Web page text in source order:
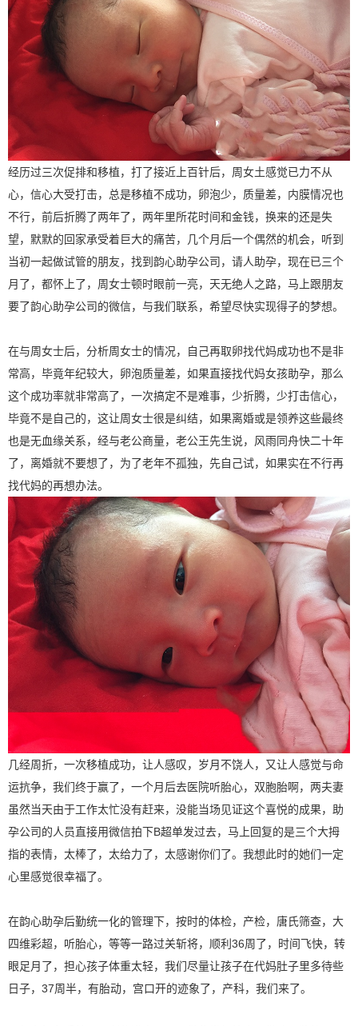
经历过三次促排和移植，打了接近上百针后，周女土感觉已力不从
心，信心大受打击，总是移植不成功，卵泡少，质量差，内膜情况也
不行，前后折腾了两年了，两年里所花时间和金钱，换来的还是失
望，默默的回家承受着巨大的痛苦，几个月后一个偶然的机会，听到
当初一起做试管的朋友，找到韵心助孕公司，请人助孕，现在已三个
月了，都怀上了，周女士顿时眼前一亮，天无绝人之路，马上跟朋友
要了韵心助孕公司的微信，与我们联系，希望尽快实现得子的梦想。
在与周女士后，分析周女士的情况，自己再取卵找代妈成功也不是非
常高，毕竟年纪较大，卵泡质量差，如果直接找代妈女孩助孕，那么
这个成功率就非常高了，一次搞定不是难事，少折腾，少打击信心，
毕竟不是自己的，这让周女士很是纠结，如果离婚或是领养这些最终
也是无血缘关系，经与老公商量，老公王先生说，风雨同舟快二十年
了，离婚就不要想了，为了老年不孤独，先自己试，如果实在不行再
找代妈的再想办法。
几经周折，一次移植成功，让人感叹，岁月不饶人，又让人感觉与命
运抗争，我们终于赢了，一个月后去医院听胎心，双胞胎啊，两夫妻
虽然当天由于工作太忙没有赶来，没能当场见证这个喜悦的成果，助
孕公司的人员直接用微信拍下B超单发过去，马上回复的是三个大拇
指的表情，太棒了，太给力了，太感谢你们了。我想此时的她们一定
心里感觉很幸福了。
在韵心助孕后勤统一化的管理下，按时的体检，产检，唐氏筛查，大
四维彩超，听胎心，等等一路过关斩将，顺利36周了，时间飞快，转
眼足月了，担心孩子体重太轻，我们尽量让孩子在代妈肚子里多待些
日子，37周半，有胎动，宫口开的迹象了，产科，我们来了。